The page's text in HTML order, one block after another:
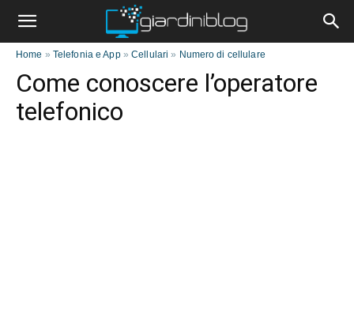
Home » Telefonia e App»Cellulari » Numero di cellulare
Come conoscere l’operatore
telefonico